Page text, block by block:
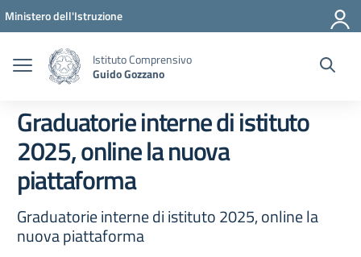
Vai ai contenuti
Vai al menu di navigazione
Vai al footer
Ministero dell'Istruzione
Istituto Comprensivo
Guido Gozzano
Graduatorie interne di istituto
2025, online la nuova
piattaforma
Graduatorie interne di istituto 2025, online la
nuova piattaforma